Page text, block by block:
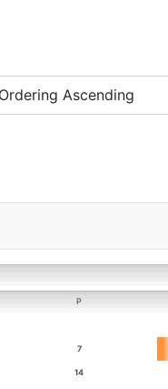
P
7
14